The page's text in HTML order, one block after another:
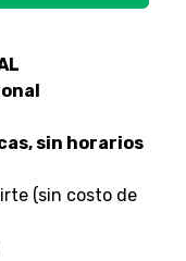
sin horarios
(sin costo de